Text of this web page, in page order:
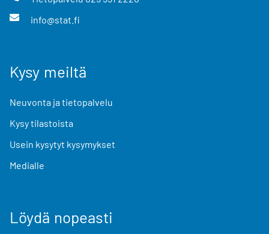
info@stat.fi
Kysy meiltä
Neuvonta ja tietopalvelu
Kysy tilastoista
Usein kysytyt kysymykset
Medialle
Löydä nopeasti